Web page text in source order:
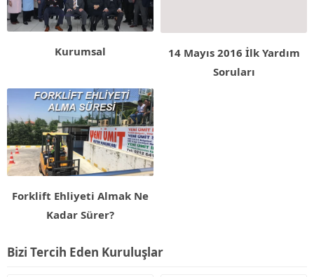
Kurumsal
14 Mayıs 2016 İlk Yardım
Soruları
Forklift Ehliyeti Almak Ne
Kadar Sürer?
Bizi Tercih Eden Kuruluşlar